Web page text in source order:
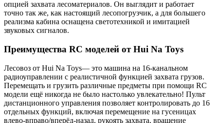
опцией захвата лесоматериалов. Он выглядит и работает
точно так же, как настоящий лесопогрузчик, а для большего
реализма кабина оснащена светотехникой и имитацией
звуковых сигналов.
Преимущества RC моделей от Hui Na Toys
Лесовоз от Hui Na Toys— это машина на 16-канальном
радиоуправлении с реалистичной функцией захвата грузов.
Перемещать и грузить различные предметы при помощи RC
модели ещё никогда не было настолько увлекательно! Пульт
дистанционного управления позволяет контролировать до 16
отдельных функций, включая перемещение на гусеницах
влево-вправо/вперёд-назад, рукоять захвата, вращение